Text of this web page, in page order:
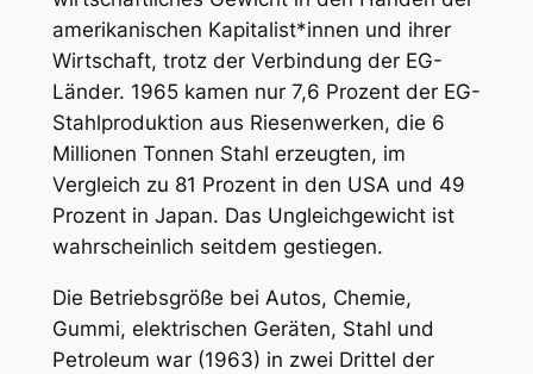
amerikanischen Kapitalist*innen und ihrer
Wirtschaft, trotz der Verbindung der EG-
Länder. 1965 kamen nur 7,6 Prozent der EG-
Stahlproduktion aus Riesenwerken, die 6
Millionen Tonnen Stahl erzeugten, im
Vergleich zu 81 Prozent in den USA und 49
Prozent in Japan. Das Ungleichgewicht ist
wahrscheinlich seitdem gestiegen.
Die Betriebsgröße bei Autos, Chemie,
Gummi, elektrischen Geräten, Stahl und
Petroleum war (1963) in zwei Drittel der